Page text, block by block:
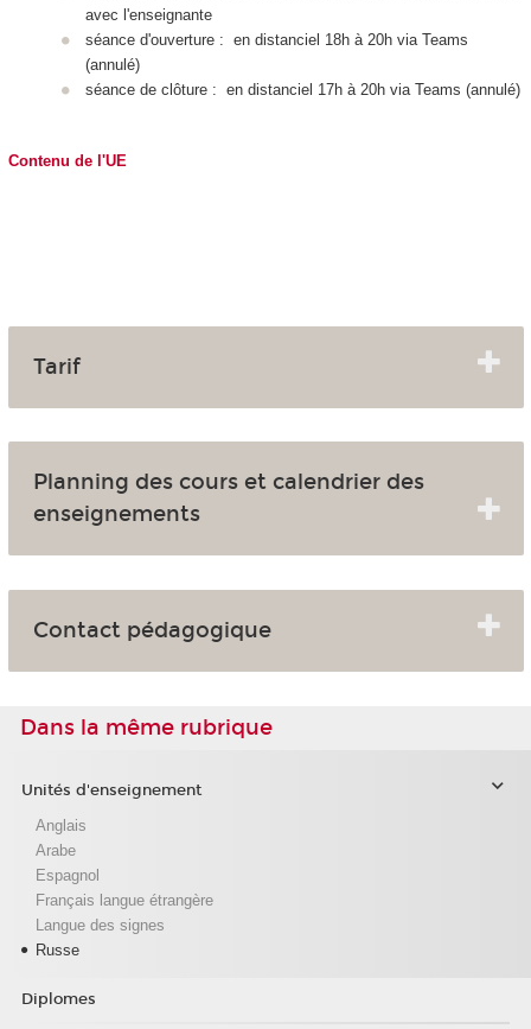
avec l'enseignante
séance d'ouverture : en distanciel 18h à 20h via Teams
(annulé)
séance de clôture : en distanciel 17h à 20h via Teams (annulé)
Contenu de l'UE
Tarif
Planning des cours et calendrier des
enseignements
Contact pédagogique
Dans la même rubrique
Unités d'enseignement
Anglais
Arabe
Espagnol
Français langue étrangère
Langue des signes
Russe
Diplomes